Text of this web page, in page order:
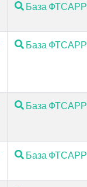
База ФТСАРР
База ФТСАРР
База ФТСАРР
База ФТСАРР